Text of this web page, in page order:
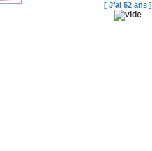
[ J'ai 52 ans ]